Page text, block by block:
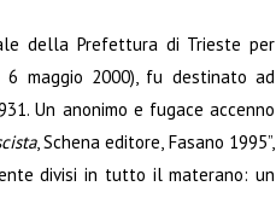
della Prefettura di Trieste per
maggio 2000), fu destinato ad
Un anonimo e fugace accenno
, Schena editore, Fasano 1995”,
divisi in tutto il materano: un